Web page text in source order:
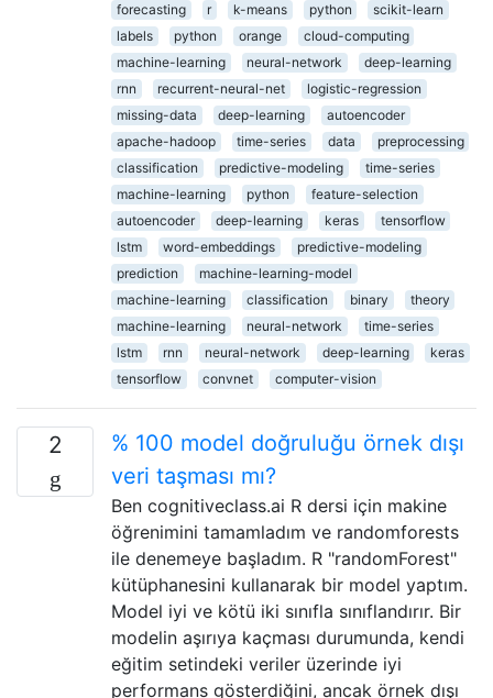
forecasting
r k-means python
scikit-learn
labels
python orange
cloud-computing
machine-learning
neural-network
deep-learning
rnn
recurrent-neural-net
logistic-regression
missing-data
deep-learning
autoencoder
apache-hadoop
time-series data
preprocessing
classification
predictive-modeling
time-series
machine-learning
python
feature-selection
autoencoder
deep-learning keras
tensorflow
lstm
word-embeddings
predictive-modeling
prediction
machine-learning-model
machine-learning
classification binary
theory
machine-learning
neural-network
time-series
lstm
rnn neural-network deep-learning
keras
tensorflow
convnet computer-vision
2
% 100 model doğruluğu örnek dışı
veri taşması mı?
Ben cognitiveclass.ai R dersi için makine
öğrenimini tamamladım ve randomforests
ile denemeye başladım. R "randomForest"
kütüphanesini kullanarak bir model yaptım.
Model iyi ve kötü iki sınıfla sınıflandırır. Bir
modelin aşırıya kaçması durumunda, kendi
eğitim setindeki veriler üzerinde iyi
performans gösterdiğini, ancak örnek dışı